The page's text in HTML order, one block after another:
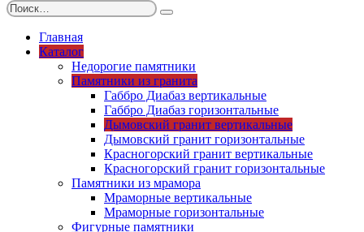
Главная
Каталог
Недорогие памятники
Памятники из гранита
Габбро Диабаз вертикальные
Габбро Диабаз горизонтальные
Дымовский гранит вертикальные
Дымовский гранит горизонтальные
Красногорский гранит вертикальные
Красногорский гранит горизонтальные
Памятники из мрамора
Мраморные вертикальные
Мраморные горизонтальные
Фигурные памятники